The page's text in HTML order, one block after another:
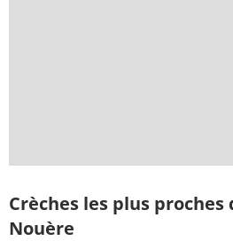
Crèches les plus proches
Nouère